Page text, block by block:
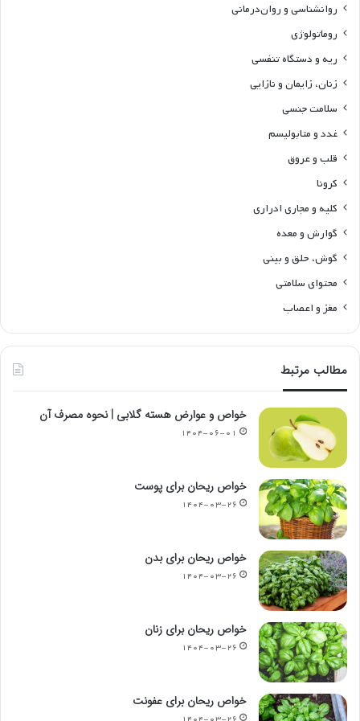
روانشناسی و روان‌درمانی
روماتولوژی
ریه و دستگاه تنفسی
زنان، زایمان و نازایی
سلامت جنسی
غدد و متابولیسم
قلب و عروق
کرونا
کلیه و مجاری ادراری
گوارش و معده
گوش، حلق و بینی
محتوای سلامتی
مغز و اعصاب
مطالب مرتبط
خواص و عوارض هسته گلابی | نحوه مصرف آن
۱۴۰۴-۰۶-۰۱
خواص ریحان برای پوست
۱۴۰۴-۰۳-۲۶
خواص ریحان برای بدن
۱۴۰۴-۰۳-۲۶
خواص ریحان برای زنان
۱۴۰۴-۰۳-۲۶
خواص ریحان برای عفونت